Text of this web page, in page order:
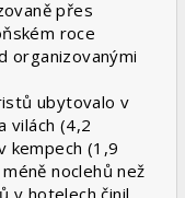
přes
roce
organizovanými
ubytovalo v
vilách (4,2
kempech (1,9
noclehů než
v hotelech činil